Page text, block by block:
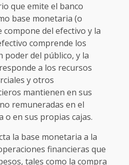
que emite el banco
base monetaria (o
del efectivo y la
comprende los
poder del público, y la
a los recursos
y otros
mantienen en sus
remuneradas en el
o en sus propias cajas.
la base monetaria a la
financieras que
tales como la compra